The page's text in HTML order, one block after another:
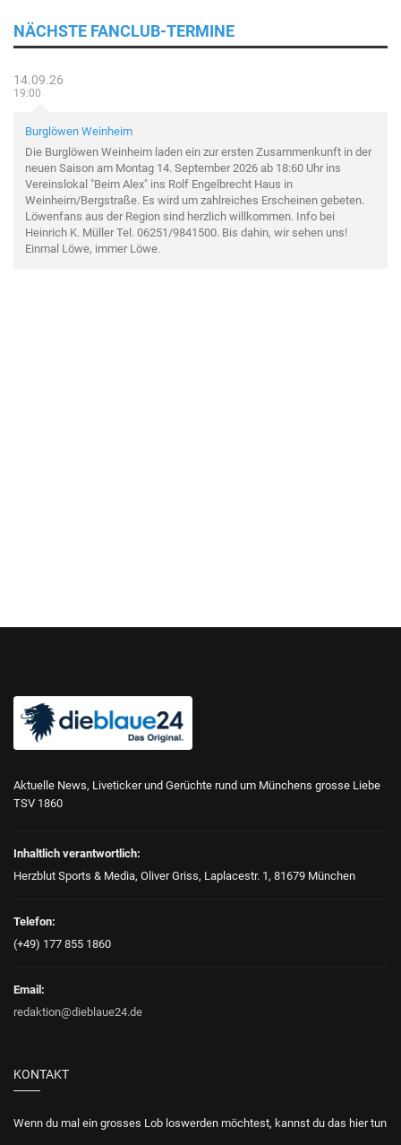
NÄCHSTE FANCLUB-TERMINE
14.09.26
19:00
Burglöwen Weinheim
Die Burglöwen Weinheim laden ein zur ersten Zusammenkunft in der
neuen Saison am Montag 14. September 2026 ab 18:60 Uhr ins
Vereinslokal "Beim Alex" ins Rolf Engelbrecht Haus in
Weinheim/Bergstraße. Es wird um zahlreiches Erscheinen gebeten.
Löwenfans aus der Region sind herzlich willkommen. Info bei
Heinrich K. Müller Tel. 06251/9841500. Bis dahin, wir sehen uns!
Einmal Löwe, immer Löwe.
Aktuelle News, Liveticker und Gerüchte rund um Münchens grosse Liebe
TSV 1860
Inhaltlich verantwortlich:
Herzblut Sports & Media, Oliver Griss, Laplacestr. 1, 81679 München
Telefon:
(+49) 177 855 1860
Email:
redaktion@dieblaue24.de
KONTAKT
Wenn du mal ein grosses Lob loswerden möchtest, kannst du das hier tun